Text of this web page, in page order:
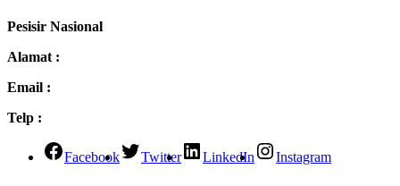
Pesisir Nasional
Alamat :
Email :
Telp :
Facebook Twitter LinkedIn Instagram